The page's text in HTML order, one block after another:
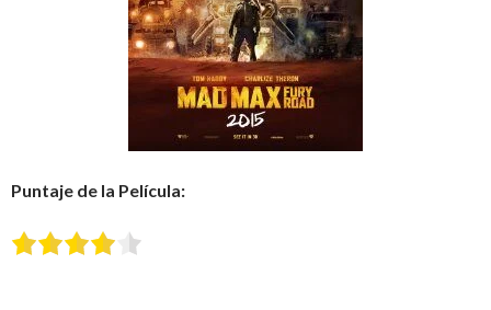
Puntaje de la Película: